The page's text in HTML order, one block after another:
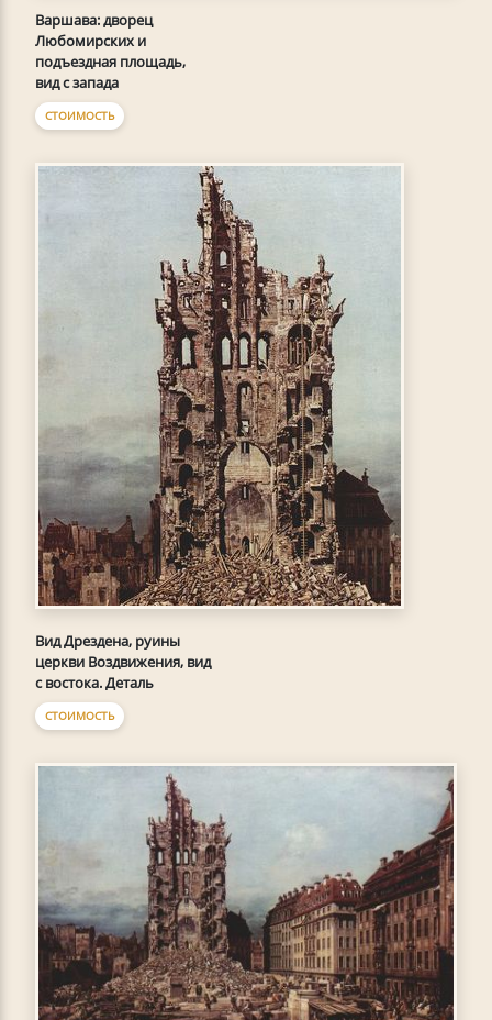
Варшава: дворец
Любомирских и
подъездная площадь,
вид с запада
СТОИМОСТЬ
Вид Дрездена, руины
церкви Воздвижения, вид
с востока. Деталь
СТОИМОСТЬ